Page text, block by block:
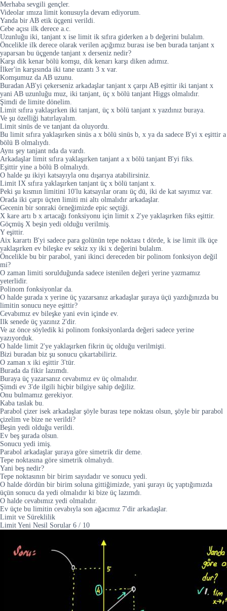
Merhaba sevgili gençler.
Videolar ımıza limit konusuyla devam ediyorum.
Yanda bir AB etik üçgeni verildi.
Cebe açısı ilk derece a.c.
Uzunluğu iki, tanjant x ise limit ik sıfıra giderken a b değerini bulalım.
Öncelikle ilk derece olarak verilen açığımız burası ise ben burada tanjant x
yaparsan bu üçgende tanjant x derseniz nedir?
Karşı dik kenar bölü komşu, dik kenarı karşı diken adımız.
İlker'in karşısında iki tane uzantı 3 x var.
Komşumuz da AB uzunu.
Buradan AB'yi çekerseniz arkadaşlar tanjant x çarpı AB eşittir iki tanjant x
yani AB uzunluğu muz, iki tanjant, üç x bölü tanjant Higgs olmalıdır.
Şimdi de limite dönelim.
Limit sıfıra yaklaşırken iki tanjant, üç x bölü tanjant x yazdınız buraya.
Ve şu özelliği hatırlayalım.
Limit sinüs de ve tanjant da oluyordu.
Bu limit sıfıra yaklaşırken sinüs a x bölü sinüs b, x ya da sadece B'yi x eşittir a
bölü B olmalıydı.
Aynı şey tanjant nda da vardı.
Arkadaşlar limit sıfıra yaklaşırken tanjant a x bölü tanjant B'yi fiks.
Eşittir yine a bölü B olmalıydı.
O halde şu ikiyi katsayıyla onu dışarıya atabilirsiniz.
Limit IX sıfıra yaklaşırken tanjant üç x bölü tanjant x.
Peki şu kısmın limitini 10'lu katsayılar oranı üç dü, iki de kat sayımız var.
Orada iki çarpı üçten limiti mi altı olmalıdır arkadaşlar.
Gecenin bir sonraki örneğimizde epic seçtiği.
X kare artı b x artacağı fonksiyonu için limit x 2'ye yaklaşırken fiks eşittir.
Göçmüş X beşin yedi olduğu verilmiş.
Y eşittir.
Aix karartı B'yi sadece para golünün tepe noktası t dörde, k ise limit ilk üçe
yaklaşırken ev bileşke ev sekiz xy iki x değerini bulalım.
Öncelikle bu bir parabol, yani ikinci dereceden bir polinom fonksiyon değil
mi?
O zaman limiti sorulduğunda sadece istenilen değeri yerine yazmamız
yeterlidir.
Polinom fonksiyonlar da.
O halde şurada x yerine üç yazarsanız arkadaşlar şuraya üçü yazdığınızda bu
limitin sonucu neye eşittir?
Cevabımız ev bileşke yani evin içinde ev.
Ilk senede üç yazınız 2'dir.
Ve az önce söyledik ki polinom fonksiyonlarda değeri sadece yerine
yazıyorduk.
O halde limit 2'ye yaklaşırken fikrin üç olduğu verilmişti.
Bizi buradan biz şu sonucu çıkartabiliriz.
O zaman x iki eşittir 3'tür.
Burada da fikir lazımdı.
Buraya üç yazarsanız cevabımız ev üç olmalıdır.
Şimdi ev 3'de ilgili hiçbir bilgiye sahip değiliz.
Onu bulmamız gerekiyor.
Kaba taslak bu.
Parabol çizer isek arkadaşlar şöyle burası tepe noktası olsun, şöyle bir parabol
çizelim ve bize ne verildi?
Beşin yedi olduğu verildi.
Ev beş şurada olsun.
Sonucu yedi imiş.
Parabol arkadaşlar şuraya göre simetrik dir deme.
Tepe noktasına göre simetrik olmalıydı.
Yani beş nedir?
Tepe noktasının bir birim sayıdadır ve sonucu yedi.
O halde dördün bir birim soluna gittiğimizde, yani şurayı üç yaptığımızda
üçün sonucu da yedi olmalıdır ki bize üç lazımdı.
O halde cevabımız yedi olmalıdır.
Ev üçte bu limitin cevabıyla son ağacımız 7'dir arkadaşlar.
Limit ve Süreklilik
Limit Yeni Nesil Sorular 6 / 10